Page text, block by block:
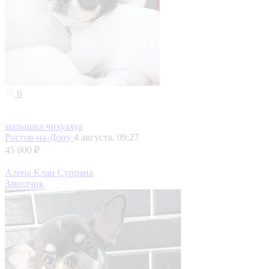
6
малышка чихуахуа
Ростов-на-Дону 4 августа, 09:27
45 000 ₽
Алена Клан Супрана
Заводчик